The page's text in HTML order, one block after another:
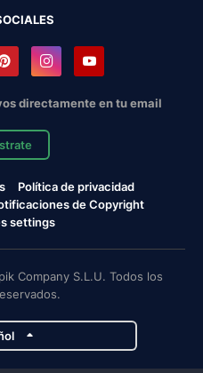
directamente en tu email
Política de privacidad
de Copyright
settings
Company S.L.U. Todos los